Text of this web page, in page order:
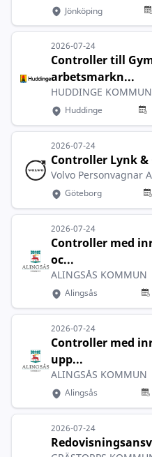
Jönköping
2026-07-24
Controller till
arbetsmarkn...
HUDDINGE KOMMUN
Huddinge
2026-07-24
Controller Lynk
Volvo Personvagnar
Göteborg
2026-07-24
Controller med
oc...
ALINGSÅS KOMMUN
Alingsås
2026-07-24
Controller med
upp...
ALINGSÅS KOMMUN
Alingsås
2026-07-24